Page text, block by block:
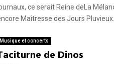
ce serait Reine deLa
Maîtresse des Jours Pluvieux.
Musique et concerts
de Dinos